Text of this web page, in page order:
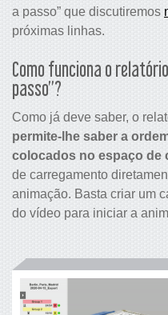
a passo” que discutiremos
próximas linhas.
Como funciona o
passo”?
Como já deve saber, o
permite-lhe saber a
colocados no espaço de
de carregamento
animação. Basta criar um
do vídeo para iniciar a